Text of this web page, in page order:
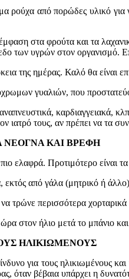
ρούχα από πορώδες υλικό
στα φρούτα και τα
των υγρών στον οργανισμό.
της ημέρας. Καλό θα
γυαλιών, που
καρδιαγγειακά,
ιατρό τους, αν πρέπει να τα
ΝΕΟΓΝΑ ΚΑΙ ΒΡΕΦΗ
ελαφρά. Προτιμότερο είναι
εκτός από γάλα (μητρικό ή
τρώνε περισσότερα χορταρικά
στον ήλιο μετά το μπάνιο
ΗΛΙΚΙΩΜΕΝΟΥΣ
για τους ηλικιωμένους
όταν βέβαια υπάρχει η